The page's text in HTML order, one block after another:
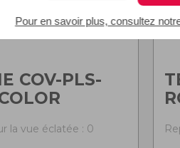
Pour en savoir plus, consultez
COV-PLS-
la vue éclatée : 0